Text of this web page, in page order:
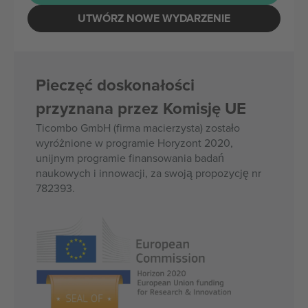
UTWÓRZ NOWE WYDARZENIE
Pieczęć doskonałości
przyznana przez Komisję UE
Ticombo GmbH (firma macierzysta) zostało
wyróżnione w programie Horyzont 2020,
unijnym programie finansowania badań
naukowych i innowacji, za swoją propozycję nr
782393.